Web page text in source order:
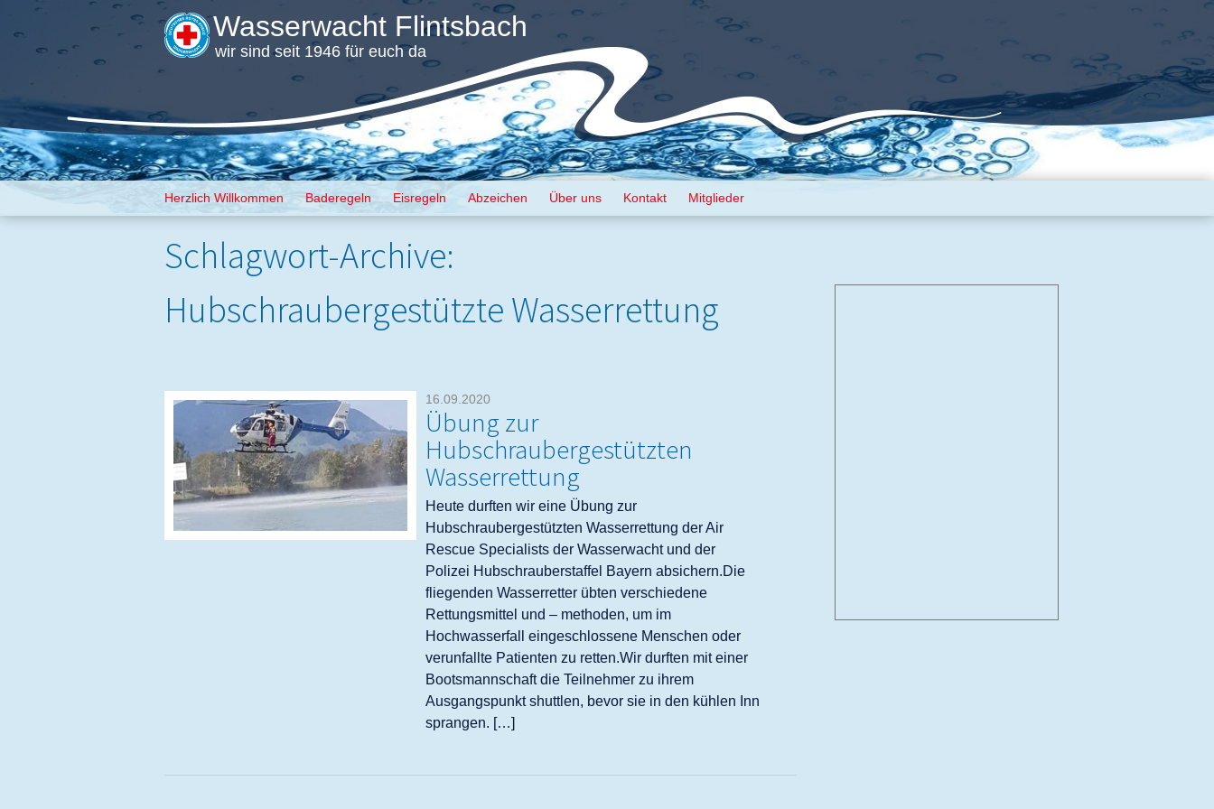
Wasserwacht Flintsbach
wir sind seit 1946 für euch da
Menü
Zum Inhalt springen
Herzlich Willkommen Baderegeln Eisregeln Abzeichen Über uns Kontakt Mitglieder
Schlagwort-Archive:
Hubschraubergestützte Wasserrettung
16.09.2020
Übung zur
Hubschraubergestützten
Wasserrettung
Heute durften wir eine Übung zur
Hubschraubergestützten Wasserrettung der Air
Rescue Specialists der Wasserwacht und der
Polizei Hubschrauberstaffel Bayern absichern.Die
fliegenden Wasserretter übten verschiedene
Rettungsmittel und – methoden, um im
Hochwasserfall eingeschlossene Menschen oder
verunfallte Patienten zu retten.Wir durften mit einer
Bootsmannschaft die Teilnehmer zu ihrem
Ausgangspunkt shuttlen, bevor sie in den kühlen Inn
sprangen. […]